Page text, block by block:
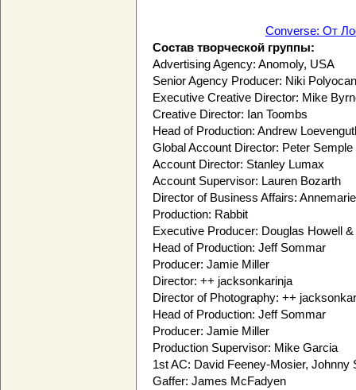
Converse: От
Состав творческой группы:
Advertising Agency: Anomoly, USA
Senior Agency Producer: Niki Polyocan
Executive Creative Director: Mike
Creative Director: Ian Toombs
Head of Production: Andrew
Global Account Director: Peter Semple
Account Director: Stanley Lumax
Account Supervisor: Lauren Bozarth
Director of Business Affairs:
Production: Rabbit
Executive Producer: Douglas Howell
Head of Production: Jeff Sommar
Producer: Jamie Miller
Director: ++ jacksonkarinja
Director of Photography: ++
Head of Production: Jeff Sommar
Producer: Jamie Miller
Production Supervisor: Mike Garcia
1st AC: David Feeney-Mosier, Johnny
Gaffer: James McFadyen